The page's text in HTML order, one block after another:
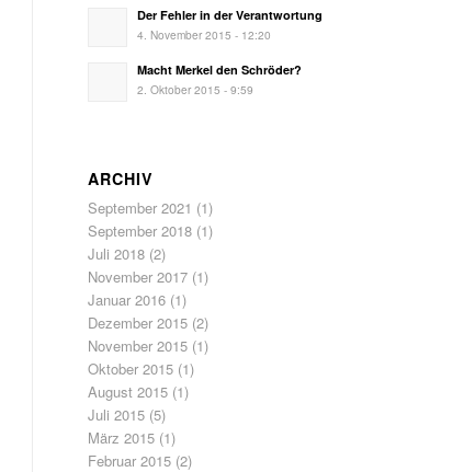
Der Fehler in der Verantwortung
4. November 2015 - 12:20
Macht Merkel den Schröder?
2. Oktober 2015 - 9:59
ARCHIV
September 2021 (1)
September 2018 (1)
Juli 2018 (2)
November 2017 (1)
Januar 2016 (1)
Dezember 2015 (2)
November 2015 (1)
Oktober 2015 (1)
August 2015 (1)
Juli 2015 (5)
März 2015 (1)
Februar 2015 (2)